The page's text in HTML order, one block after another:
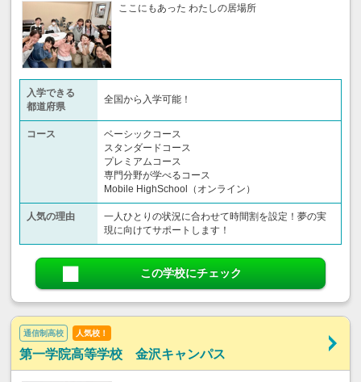
ここにもあった わたしの居場所
入学できる
都道府県
全国から入学可能！
コース
ベーシックコース
スタンダードコース
プレミアムコース
専門分野が学べるコース
Mobile HighSchool（オンライン）
人気の理由
一人ひとりの状況に合わせて時間割を設定！夢の実
現に向けてサポートします！
この学校にチェック
通信制高校 人気校！
第一学院高等学校 金沢キャンパス